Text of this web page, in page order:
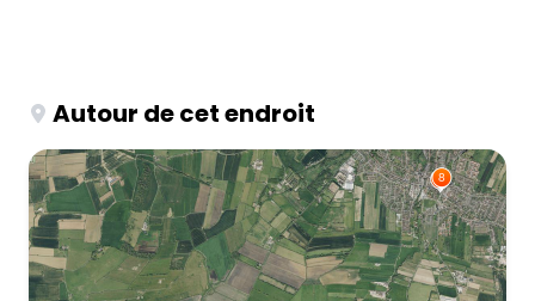
Autour de cet endroit